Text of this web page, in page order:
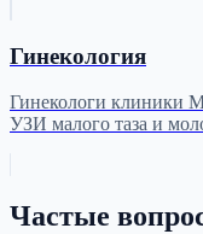
Гинекология
Гинекологи клиники
УЗИ малого таза и
Частые